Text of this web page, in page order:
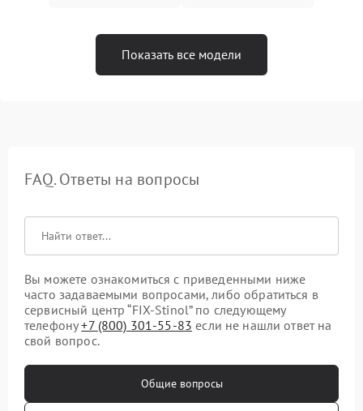
Показать все модели
FAQ. Ответы на вопросы
Вы можете ознакомиться с приведенными ниже
часто задаваемыми вопросами, либо обратиться в
сервисный центр “FIX-Stinol” по следующему
телефону+7 (800) 301-55-83 если не нашли ответ на
свой вопрос.
Общие вопросы